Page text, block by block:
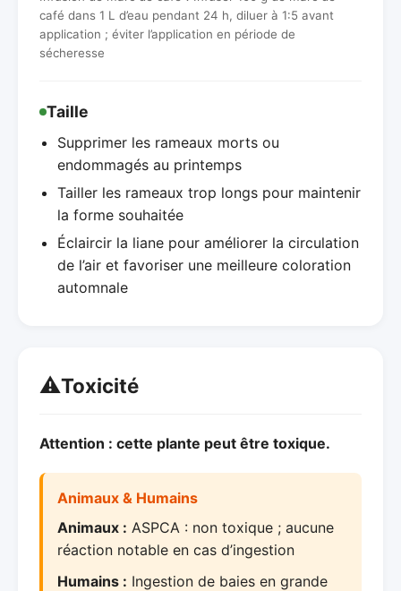
café dans 1 L d’eau pendant 24 h, diluer à 1:5 avant
application ; éviter l’application en période de
sécheresse
Taille
Supprimer les rameaux morts ou
endommagés au printemps
Tailler les rameaux trop longs pour maintenir
la forme souhaitée
Éclaircir la liane pour améliorer la circulation
de l’air et favoriser une meilleure coloration
automnale
⚠️Toxicité
Attention : cette plante peut être toxique.
Animaux & Humains
Animaux : ASPCA : non toxique ; aucune
réaction notable en cas d’ingestion
Humains : Ingestion de baies en grande